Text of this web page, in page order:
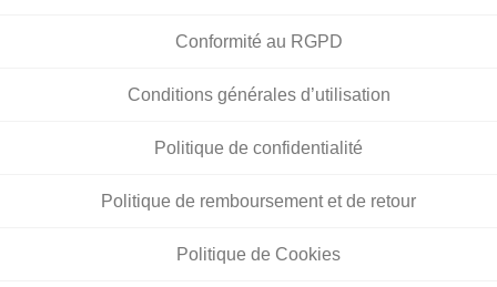
Conformité au RGPD
Conditions générales d’utilisation
Politique de confidentialité
Politique de remboursement et de retour
Politique de Cookies